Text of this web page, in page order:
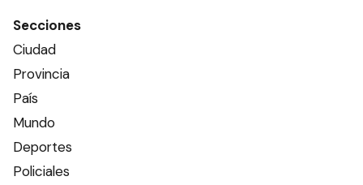
Secciones
Ciudad
Provincia
País
Mundo
Deportes
Policiales